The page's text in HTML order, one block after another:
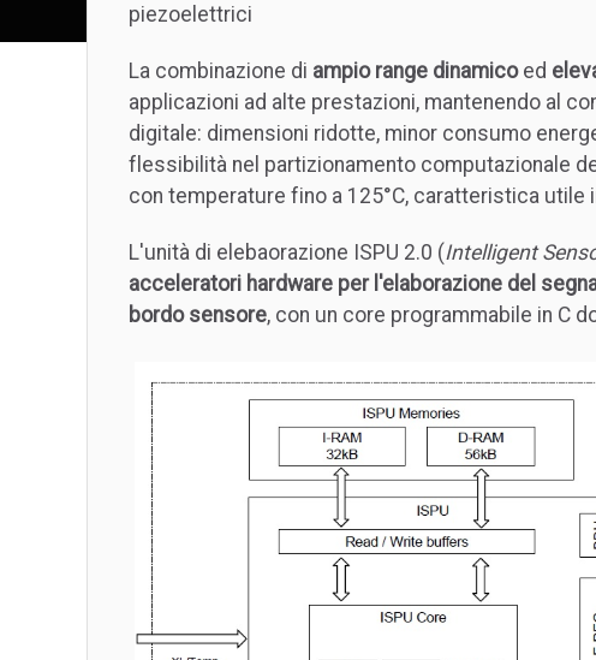
piezoelettrici
La combinazione di ampio range dinamicoed
applicazioni ad alte prestazioni, mantenendo al
digitale: dimensioni ridotte, minor consumo
flessibilità nel partizionamento computazionale
con temperature fino a 125°C, caratteristica utile
L'unità di elebaorazione ISPU 2.0 (Intelligent
acceleratori hardware per l'elaborazione del
bordo sensore, con un core programmabile in C